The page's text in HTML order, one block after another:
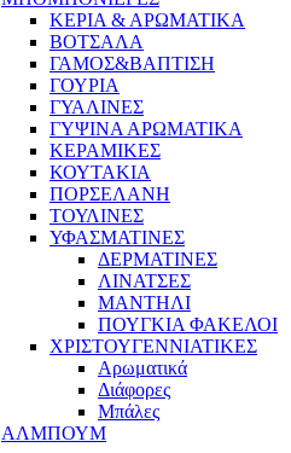
ΚΕΡΙΑ & ΑΡΩΜΑΤΙΚΑ
ΒΟΤΣΑΛΑ
ΓΑΜΟΣ&ΒΑΠΤΙΣΗ
ΓΟΥΡΙΑ
ΓΥΑΛΙΝΕΣ
ΓΥΨΙΝΑ ΑΡΩΜΑΤΙΚΑ
ΚΕΡΑΜΙΚΕΣ
ΚΟΥΤΑΚΙΑ
ΠΟΡΣΕΛΑΝΗ
ΤΟΥΛΙΝΕΣ
ΥΦΑΣΜΑΤΙΝΕΣ
ΔΕΡΜΑΤΙΝΕΣ
ΛΙΝΑΤΣΕΣ
ΜΑΝΤΗΛΙ
ΠΟΥΓΚΙΑ ΦΑΚΕΛΟΙ
ΧΡΙΣΤΟΥΓΕΝΝΙΑΤΙΚΕΣ
Αρωματικά
Διάφορες
Μπάλες
ΑΛΜΠΟΥΜ